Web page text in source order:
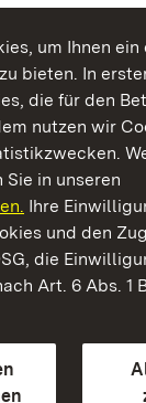
um Ihnen
bieten. In
die für den
nutzen wir
in unseren
Ihre
und den
die
Art. 6 Abs. 1
Genießen.
und Gärten
Sprache
Seiten)